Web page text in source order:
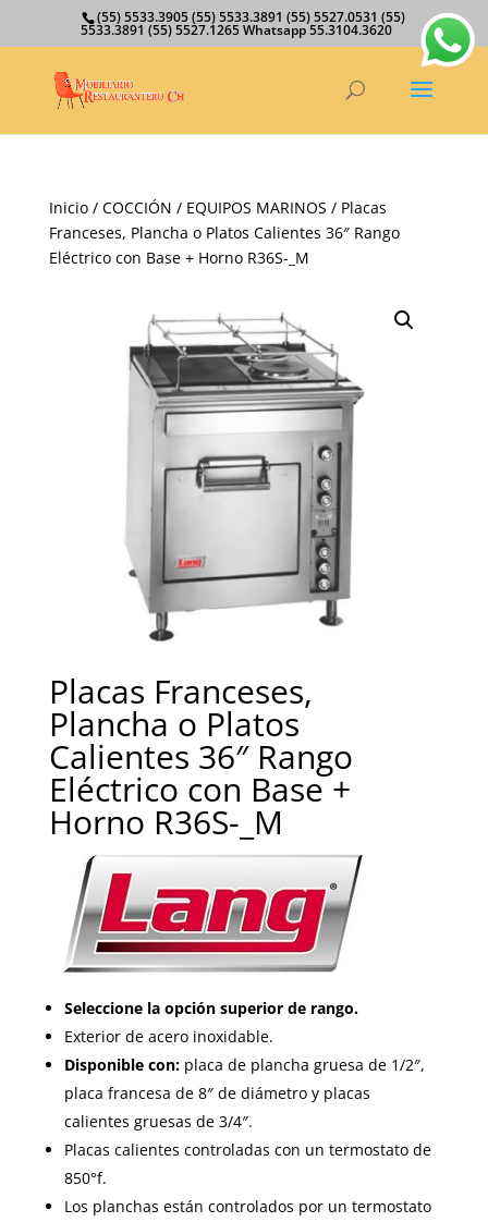
(55) 5533.3905 (55) 5533.3891 (55) 5527.0531 (55)
5533.3891 (55) 5527.1265 Whatsapp 55.3104.3620
Inicio/ COCCIÓN / EQUIPOS MARINOS / Placas
Franceses, Plancha o Platos Calientes 36″ Rango
Eléctrico con Base + Horno R36S-_M
Placas Franceses,
Plancha o Platos
Calientes 36″ Rango
Eléctrico con Base +
Horno R36S-_M
Seleccione la opción superior de rango.
Exterior de acero inoxidable.
Disponible con:placa de plancha gruesa de 1/2″,
placa francesa de 8″ de diámetro y placas
calientes gruesas de 3/4″.
Placas calientes controladas con un termostato de
850°f.
Los planchas están controlados por un termostato